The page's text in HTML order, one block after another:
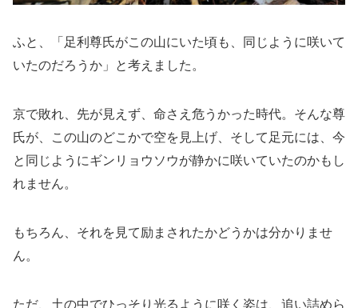
ふと、「足利尊氏がこの山にいた頃も、同じように咲いて
いたのだろうか」と考えました。
京で敗れ、先が見えず、命さえ危うかった時代。そんな尊
氏が、この山のどこかで空を見上げ、そして足元には、今
と同じようにギンリョウソウが静かに咲いていたのかもし
れません。
もちろん、それを見て励まされたかどうかは分かりませ
ん。
ただ、土の中でひっそり光るように咲く姿は、追い詰めら